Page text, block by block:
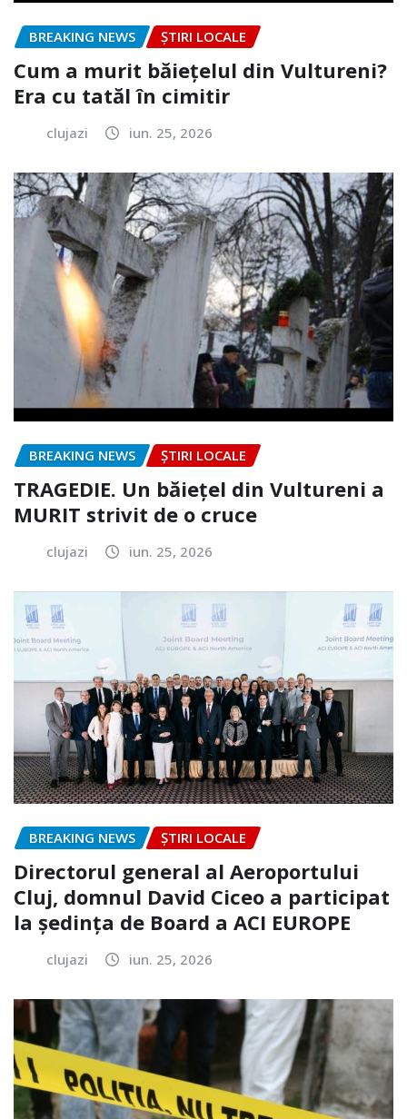
BREAKING NEWS ȘTIRI LOCALE
Cum a murit băiețelul din Vultureni?
Era cu tatăl în cimitir
clujazi iun. 25, 2026
BREAKING NEWS ȘTIRI LOCALE
TRAGEDIE. Un băiețel din Vultureni a
MURIT strivit de o cruce
clujazi iun. 25, 2026
BREAKING NEWS ȘTIRI LOCALE
Directorul general al Aeroportului
Cluj, domnul David Ciceo a participat
la ședința de Board a ACI EUROPE
clujazi iun. 25, 2026